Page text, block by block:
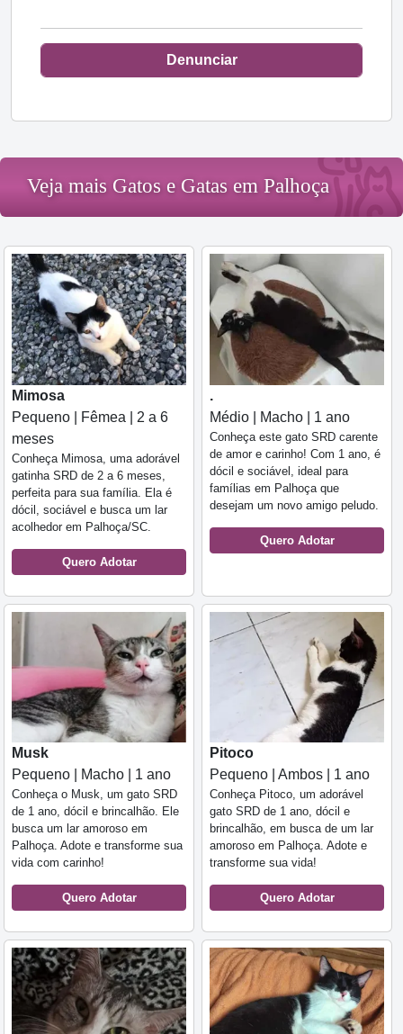
Denunciar
Veja mais Gatos e Gatas em Palhoça
Mimosa
Pequeno | Fêmea | 2 a 6
meses
Conheça Mimosa, uma adorável
gatinha SRD de 2 a 6 meses,
perfeita para sua família. Ela é
dócil, sociável e busca um lar
acolhedor em Palhoça/SC.
Quero Adotar
.
Médio | Macho | 1 ano
Conheça este gato SRD carente
de amor e carinho! Com 1 ano, é
dócil e sociável, ideal para
famílias em Palhoça que
desejam um novo amigo peludo.
Quero Adotar
Musk
Pequeno | Macho | 1 ano
Conheça o Musk, um gato SRD
de 1 ano, dócil e brincalhão. Ele
busca um lar amoroso em
Palhoça. Adote e transforme sua
vida com carinho!
Quero Adotar
Pitoco
Pequeno | Ambos | 1 ano
Conheça Pitoco, um adorável
gato SRD de 1 ano, dócil e
brincalhão, em busca de um lar
amoroso em Palhoça. Adote e
transforme sua vida!
Quero Adotar